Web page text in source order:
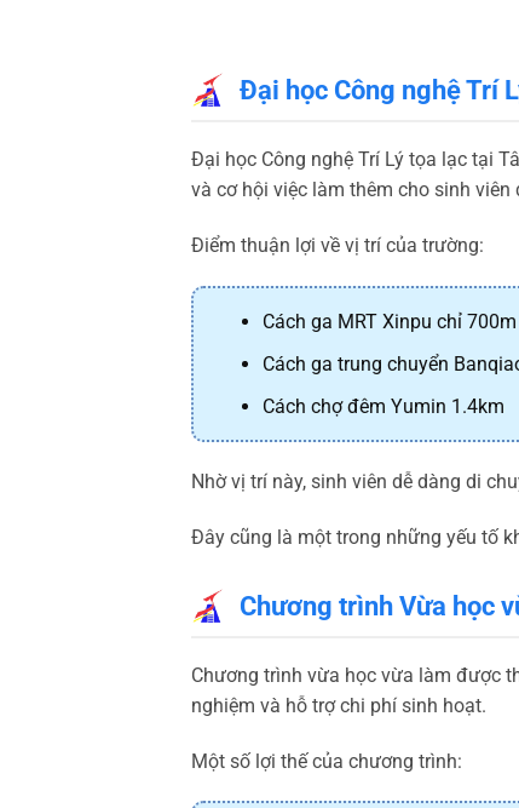
Đại học Công nghệ Trí
Đại học Công nghệ Trí Lý tọa lạc tại
và cơ hội việc làm thêm cho sinh viên
Điểm thuận lợi về vị trí của trường:
Cách ga MRT Xinpu chỉ 700m
Cách ga trung chuyển
Cách chợ đêm Yumin 1.4km
Nhờ vị trí này, sinh viên dễ dàng di
Đây cũng là một trong những yếu tố
Chương trình Vừa học
Chương trình vừa học vừa làm được
nghiệm và hỗ trợ chi phí sinh hoạt.
Một số lợi thế của chương trình: